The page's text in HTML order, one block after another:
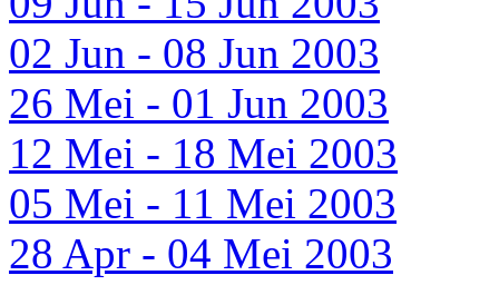
02 Jun - 08 Jun 2003
26 Mei - 01 Jun 2003
12 Mei - 18 Mei 2003
05 Mei - 11 Mei 2003
28 Apr - 04 Mei 2003